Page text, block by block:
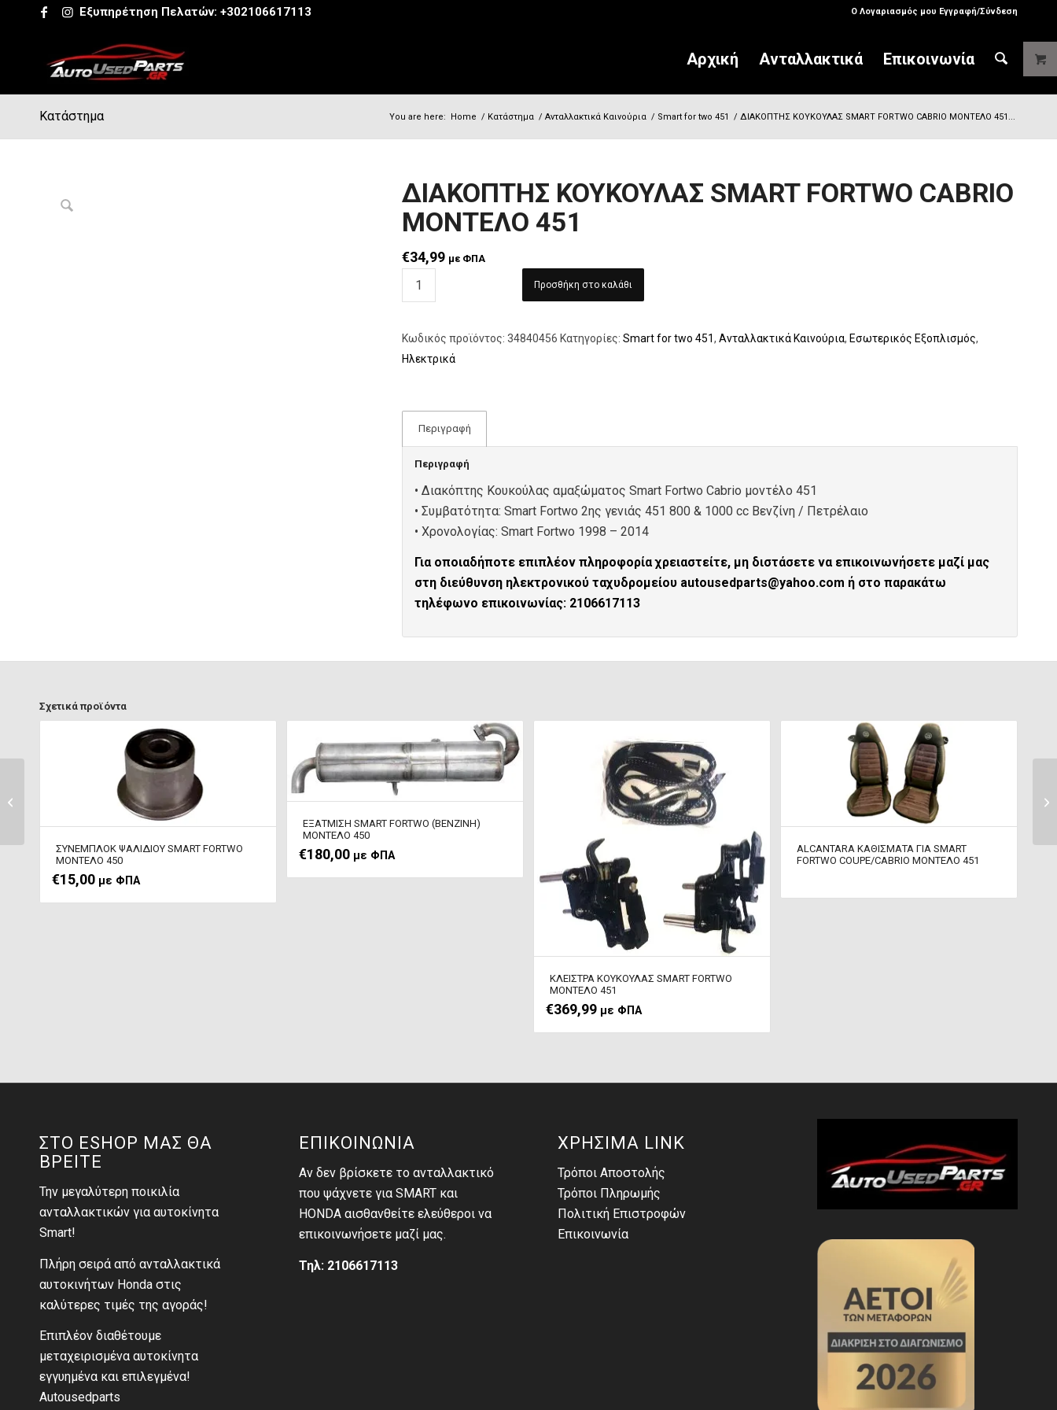
Ο Λογαριασμός μου Εγγραφή/Σύνδεση
Εξυπηρέτηση Πελατών: +302106617113
Αρχική Ανταλλακτικά Επικοινωνία
Κατάστημα You are here: Home / Κατάστημα / Ανταλλακτικά Καινούρια / Smart for two 451 / ΔΙΑΚΟΠΤΗΣ ΚΟΥΚΟΥΛΑΣ SMART FORTWO CABRIO ΜΟΝΤΕΛΟ 451...
ΔΙΑΚΟΠΤΗΣ ΚΟΥΚΟΥΛΑΣ SMART FORTWO CABRIO
ΜΟΝΤΕΛΟ 451
€34,99 με ΦΠΑ
Προσθήκη στο καλάθι
Κωδικός προϊόντος: 34840456 Κατηγορίες: Smart for two 451, Ανταλλακτικά Καινούρια, Εσωτερικός Εξοπλισμός,
Ηλεκτρικά
Περιγραφή
Περιγραφή
• Διακόπτης Κουκούλας αμαξώματος Smart Fortwo Cabrio μοντέλο 451
• Συμβατότητα: Smart Fortwo 2ης γενιάς 451 800 & 1000 cc Βενζίνη / Πετρέλαιο
• Xρονολογίας: Smart Fortwo 1998 – 2014
Για οποιαδήποτε επιπλέον πληροφορία χρειαστείτε, μη διστάσετε να επικοινωνήσετε μαζί μας
στη διεύθυνση ηλεκτρονικού ταχυδρομείου autousedparts@yahoo.com ή στο παρακάτω
τηλέφωνο επικοινωνίας: 2106617113
Σχετικά προϊόντα
ΣΥΝΕΜΠΛΟΚ ΨΑΛΙΔΙΟΥ SMART FORTWO
ΜΟΝΤΕΛΟ 450
€15,00 με ΦΠΑ
ΕΞΑΤΜΙΣΗ SMART FORTWO (ΒΕΝΖΙΝΗ)
ΜΟΝΤΕΛΟ 450
€180,00 με ΦΠΑ
ΚΛΕΙΣΤΡΑ ΚΟΥΚΟΥΛΑΣ SMART FORTWO
ΜΟΝΤΕΛΟ 451
€369,99 με ΦΠΑ
ALCANTARA ΚΑΘΙΣΜΑΤΑ ΓΙΑ SMART
FORTWO COUPE/CABRIO ΜΟΝΤΕΛΟ 451
ΣΤΟ ESHOP ΜΑΣ ΘΑ
ΒΡΕΙΤΕ
Την μεγαλύτερη ποικιλία
ανταλλακτικών για αυτοκίνητα
Smart!
Πλήρη σειρά από ανταλλακτικά
αυτοκινήτων Honda στις
καλύτερες τιμές της αγοράς!
Επιπλέον διαθέτουμε
μεταχειρισμένα αυτοκίνητα
εγγυημένα και επιλεγμένα!
Autousedparts
ΕΠΙΚΟΙΝΩΝΙΑ
Αν δεν βρίσκετε το ανταλλακτικό
που ψάχνετε για SMART και
HONDA αισθανθείτε ελεύθεροι να
επικοινωνήσετε μαζί μας.
Τηλ: 2106617113
ΧΡΗΣΙΜΑ LINK
Τρόποι Αποστολής
Τρόποι Πληρωμής
Πολιτική Επιστροφών
Επικοινωνία
ΥΠΟΒΡΑΧΙΟΝΙΟ SMART